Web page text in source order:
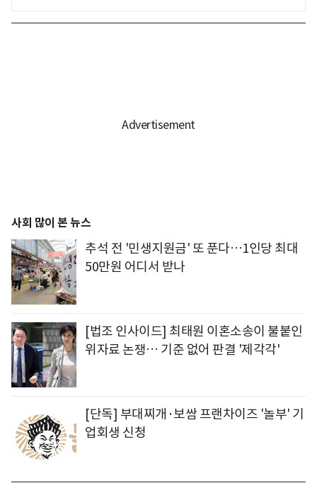
사회 많이 본 뉴스
추석 전 '민생지원금' 또 푼다…1인당 최대
50만원 어디서 받나
[법조 인사이드] 최태원 이혼소송이 불붙인
위자료 논쟁… 기준 없어 판결 '제각각'
[단독] 부대찌개·보쌈 프랜차이즈 '놀부' 기
업회생 신청